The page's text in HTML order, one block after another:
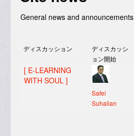
General news and announcements
ディスカッション
ディスカッシ
ョン開始
[ E-LEARNING
WITH SOUL ]
Safei
Suhailan